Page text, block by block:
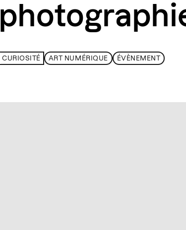
CURIOSITÉ ART NUMÉRIQUE ÉVÈNEMENT